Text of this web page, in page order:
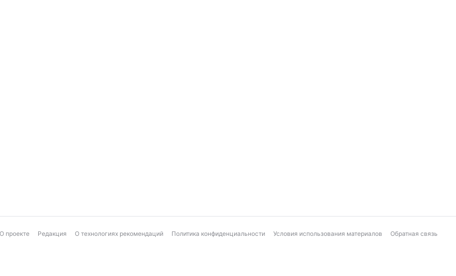
О проекте Редакция О технологиях рекомендаций Политика конфиденциальности Условия использования материалов Обратная связь